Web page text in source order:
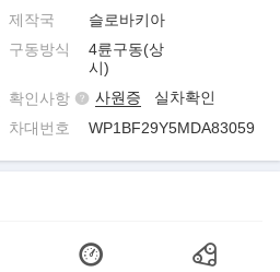
제작국
슬로바키아
구동방식
4륜구동(상
시)
확인사항
사원증
실차확인
차대번호
WP1BF29Y5MDA83059